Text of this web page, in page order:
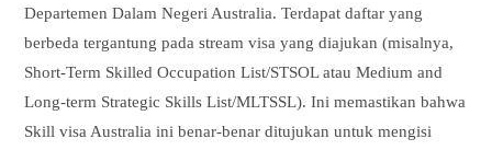
Departemen Dalam Negeri Australia. Terdapat daftar yang
berbeda tergantung pada stream visa yang diajukan (misalnya,
Short-Term Skilled Occupation List/STSOL atau Medium and
Long-term Strategic Skills List/MLTSSL). Ini memastikan bahwa
Skill visa Australia ini benar-benar ditujukan untuk mengisi